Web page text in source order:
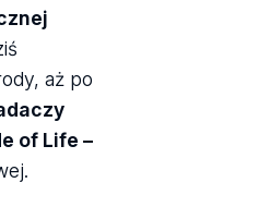
aż po
of Life –